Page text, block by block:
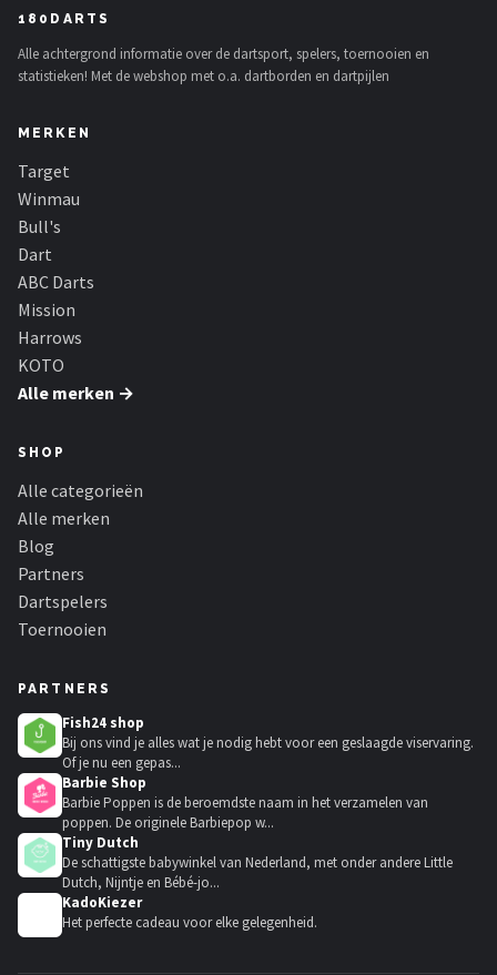
180DARTS
Alle achtergrond informatie over de dartsport, spelers, toernooien en
statistieken! Met de webshop met o.a. dartborden en dartpijlen
MERKEN
Target
Winmau
Bull's
Dart
ABC Darts
Mission
Harrows
KOTO
Alle merken →
SHOP
Alle categorieën
Alle merken
Blog
Partners
Dartspelers
Toernooien
PARTNERS
Fish24 shop
Bij ons vind je alles wat je nodig hebt voor een geslaagde viservaring.
Of je nu een gepas...
Barbie Shop
Barbie Poppen is de beroemdste naam in het verzamelen van
poppen. De originele Barbiepop w...
Tiny Dutch
De schattigste babywinkel van Nederland, met onder andere Little
Dutch, Nijntje en Bébé-jo...
KadoKiezer
Het perfecte cadeau voor elke gelegenheid.